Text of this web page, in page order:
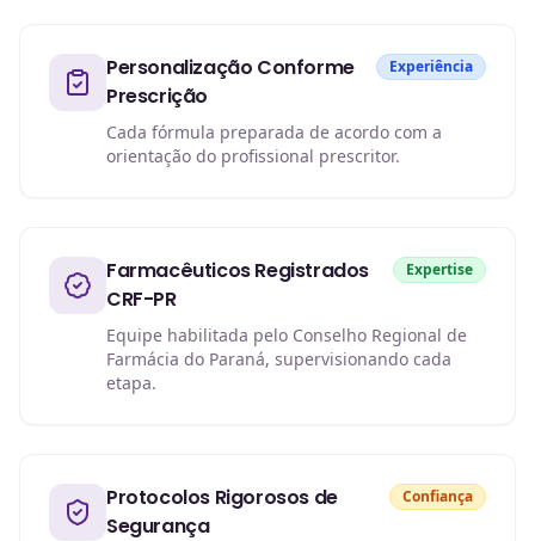
Personalização Conforme
Prescrição
Experiência
Cada fórmula preparada de acordo com a
orientação do profissional prescritor.
Farmacêuticos Registrados
CRF-PR
Expertise
Equipe habilitada pelo Conselho Regional de
Farmácia do Paraná, supervisionando cada
etapa.
Protocolos Rigorosos de
Segurança
Confiança